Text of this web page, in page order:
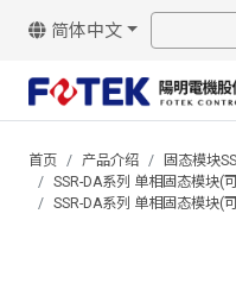
简体中文
首页 产品介绍
固态模块
SSR-DA系列 单相固态模块(
SSR-DA系列 单相固态模块(